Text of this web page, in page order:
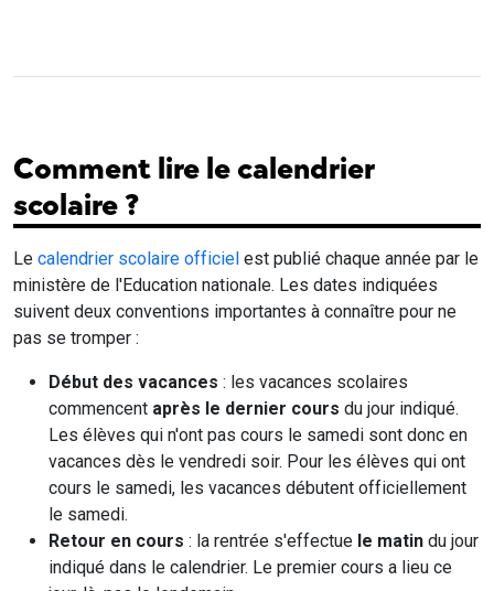
Comment lire le calendrier
scolaire ?
Le calendrier scolaire officiel est publié chaque année par le
ministère de l'Education nationale. Les dates indiquées
suivent deux conventions importantes à connaître pour ne
pas se tromper :
Début des vacances : les vacances scolaires
commencent après le dernier cours du jour indiqué.
Les élèves qui n'ont pas cours le samedi sont donc en
vacances dès le vendredi soir. Pour les élèves qui ont
cours le samedi, les vacances débutent officiellement
le samedi.
Retour en cours : la rentrée s'effectue le matin du jour
indiqué dans le calendrier. Le premier cours a lieu ce